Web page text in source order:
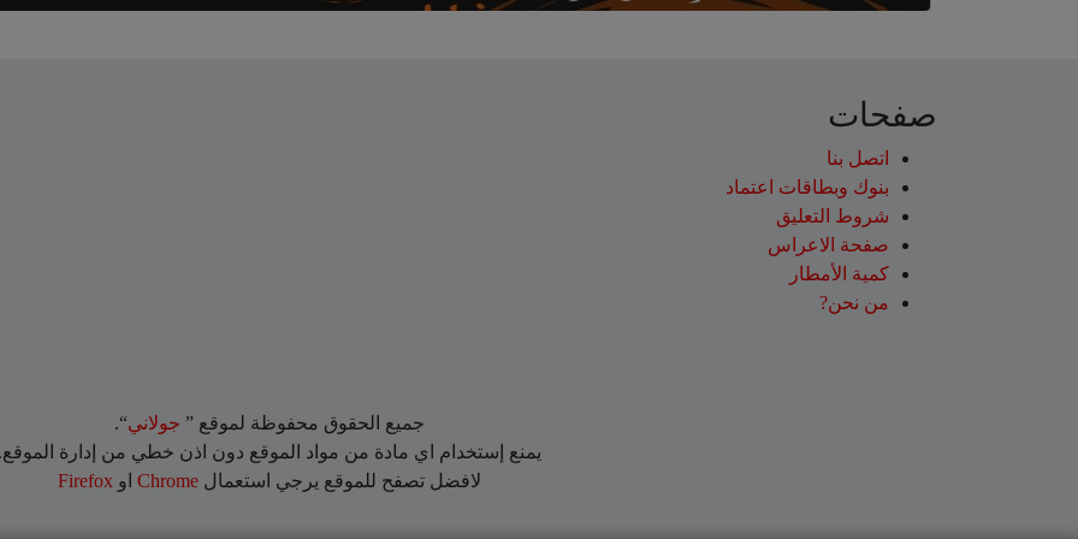
صفحات
اتصل بنا
بنوك وبطاقات اعتماد
شروط التعليق‎
صفحة الاعراس
كمية الأمطار
من نحن?
جميع الحقوق محفوظة لموقع ” جولاني“.
يمنع إستخدام اي مادة من مواد الموقع دون اذن خطي من إدارة
لافضل تصفح للموقع يرجي استعمال Chrome او Firefox